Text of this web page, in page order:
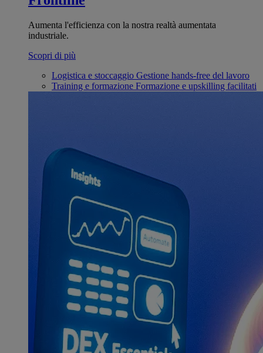
Aumenta l'efficienza con la nostra realtà aumentata
industriale.
Scopri di più
Logistica e stoccaggio Gestione hands-free del lavoro
Training e formazione Formazione e upskilling facilitati